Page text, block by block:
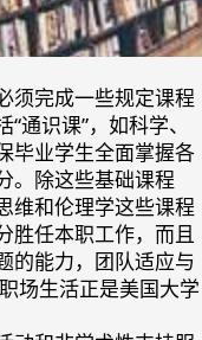
须完成一些规定课程
通识课”，如科学、
毕业学生全面掌握各
。除这些基础课程
维和伦理学这些课程
胜任本职工作，而且
的能力，团队适应与
场生活正是美国大学